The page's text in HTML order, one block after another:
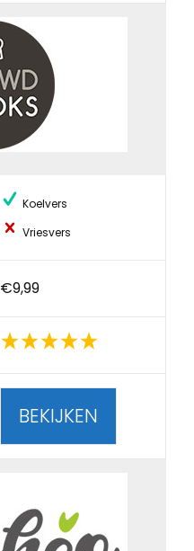
Koelvers
Vriesvers
€9,99
BEKIJKEN